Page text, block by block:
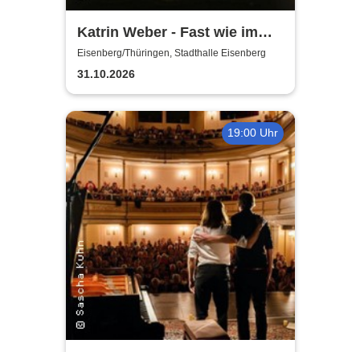
Katrin Weber - Fast wie im
Kino
Eisenberg/Thüringen, Stadthalle Eisenberg
31.10.2026
19:00 Uhr